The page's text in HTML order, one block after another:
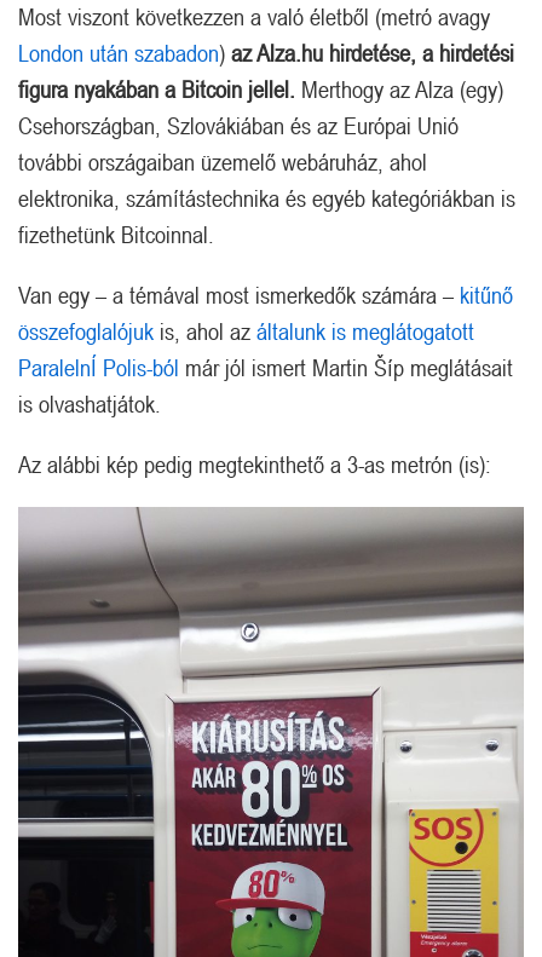
Most viszont következzen a való életből (metró avagy
London után szabadon) az Alza.hu hirdetése, a hirdetési
figura nyakában a Bitcoin jellel. Merthogy az Alza (egy)
Csehországban, Szlovákiában és az Európai Unió
további országaiban üzemelő webáruház, ahol
elektronika, számítástechnika és egyéb kategóriákban is
fizethetünk Bitcoinnal.
Van egy – a témával most ismerkedők számára – kitűnő
összefoglalójuk is, ahol az általunk is meglátogatott
ParalelnÍ Polis-ból már jól ismert Martin Šíp meglátásait
is olvashatjátok.
Az alábbi kép pedig megtekinthető a 3-as metrón (is):